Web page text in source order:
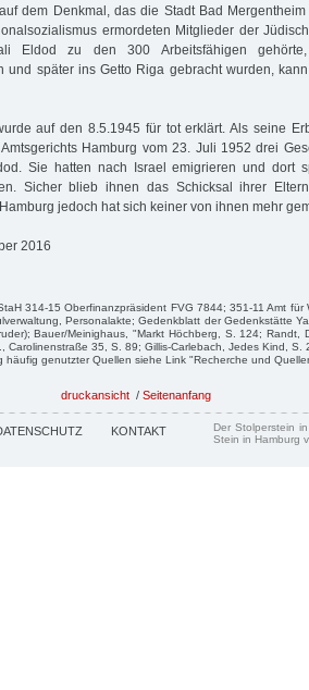
dem Denkmal, das die Stadt Bad
ermordeten Mitglieder der
Eldod zu den 300 Arbeitsfähigen
und später ins Getto Riga gebracht wurden,
auf den 8.5.1945 für tot erklärt. Als seine
Hamburg vom 23. Juli 1952 drei
Sie hatten nach Israel emigrieren und dort
Sicher blieb ihnen das Schicksal ihrer
jedoch hat sich keiner von ihnen mehr
2016
314-15 Oberfinanzpräsident FVG 7844; 351-11 Amt für
Personalakte; Gedenkblatt der Gedenkstätte
Bauer/Meinighaus, "Markt Höchberg, S. 124; Randt,
Carolinenstraße 35, S. 89; Gillis-Carlebach, Jedes Kind, S.
häufig genutzter Quellen siehe Link "Recherche und
druckansicht / Seitenanfang
KONTAKT
Der Stolperstein
Stein in Hamburg